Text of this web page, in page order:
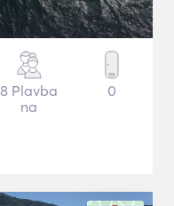
8 Plavba
na
0